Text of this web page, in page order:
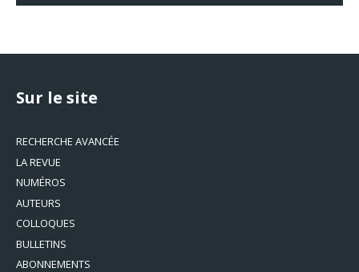
Sur le site
RECHERCHE AVANCÉE
LA REVUE
NUMÉROS
AUTEURS
COLLOQUES
BULLETINS
ABONNEMENTS